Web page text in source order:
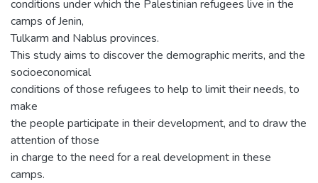
conditions under which the Palestinian refugees live in the
camps of Jenin,
Tulkarm and Nablus provinces.
This study aims to discover the demographic merits, and the
socioeconomical
conditions of those refugees to help to limit their needs, to
make
the people participate in their development, and to draw the
attention of those
in charge to the need for a real development in these
camps.